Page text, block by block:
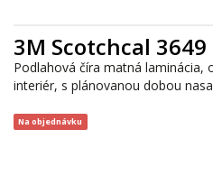
3M Scotchcal
Podlahová číra matná laminácia,
interiér, s plánovanou dobou
Na objednávku